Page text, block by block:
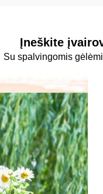
Įneškite
Su spalvingomis